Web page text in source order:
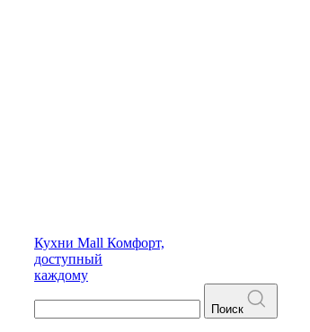
Кухни Mall Комфорт,
доступный
каждому
Поиск